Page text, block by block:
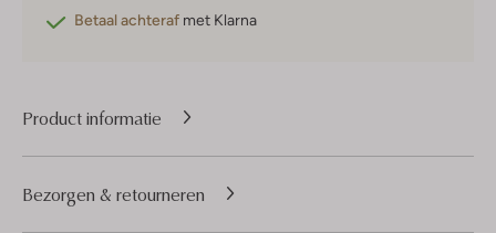
Betaal achteraf met Klarna
Product informatie
Bezorgen & retourneren